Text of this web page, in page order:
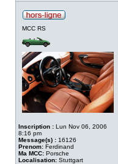
MCC RS
Inscription : Lun Nov 06, 2006
8:16 pm
Message(s) : 16126
Prenom: Ferdinand
Ma MCC: Porsche
Localisation: Stuttgart